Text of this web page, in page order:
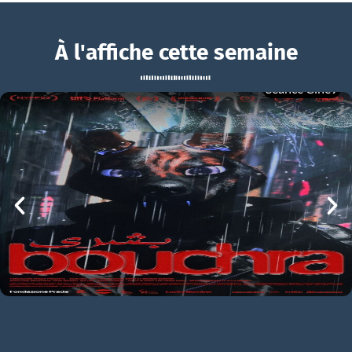
Running Man
Running Man Bande-annonce VO STFR
À l'affiche cette semaine
BOUCHRA
mer 05/08
21h00